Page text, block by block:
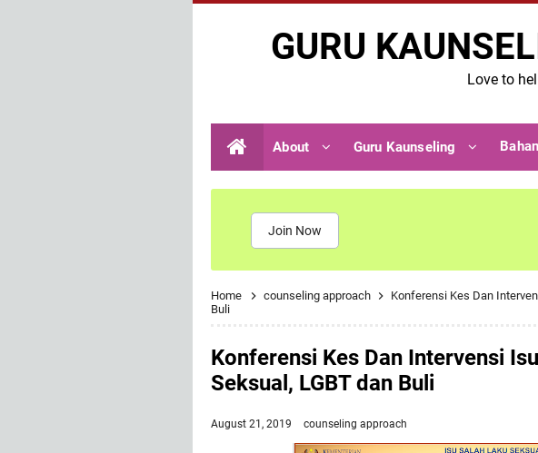
GURU
Love to
About Guru Kaunseling
Join Now
Home counseling approach
Konferensi Kes Dan
Buli
Konferensi Kes Dan Intervensi
Seksual, LGBT dan Buli
August 21, 2019 counseling approach